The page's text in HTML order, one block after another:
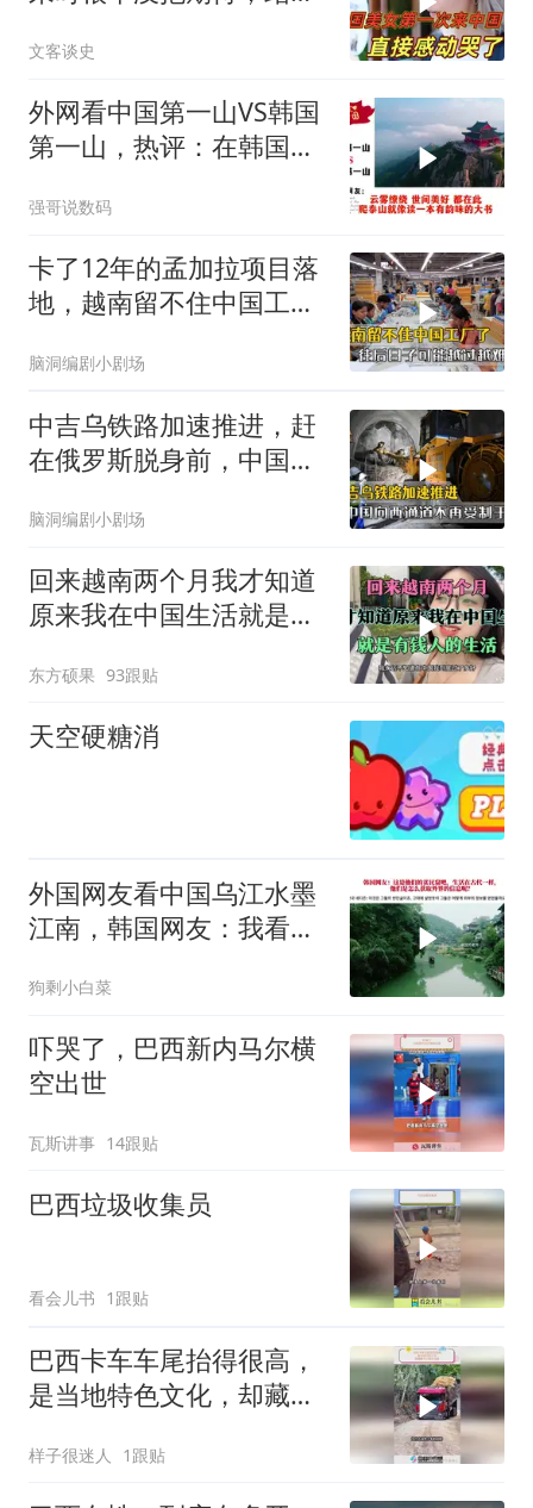
文客谈史
外网看中国第一山VS韩国
第一山，热评：在韩国土
强哥说数码
卡了12年的孟加拉项目落
地，越南留不住中国工
脑洞编剧小剧场
中吉乌铁路加速推进，赶
在俄罗斯脱身前，中国拿
脑洞编剧小剧场
回来越南两个月我才知道
原来我在中国生活就是有
东方硕果 93跟贴
天空硬糖消
外国网友看中国乌江水墨
江南，韩国网友：我看见
狗剩小白菜
吓哭了，巴西新内马尔横
空出世
瓦斯讲事 14跟贴
巴西垃圾收集员
看会儿书 1跟贴
巴西卡车车尾抬得很高，
是当地特色文化，却藏着
样子很迷人 1跟贴